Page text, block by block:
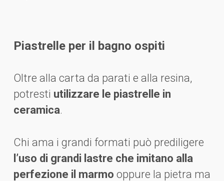
Piastrelle per il bagno ospiti
Oltre alla carta da parati e alla resina,
potresti utilizzare le piastrelle in
ceramica.
Chi ama i grandi formati può prediligere
l’uso di grandi lastre che imitano alla
perfezione il marmo oppure la pietra ma